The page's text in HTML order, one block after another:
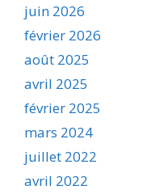
juin 2026
février 2026
août 2025
avril 2025
février 2025
mars 2024
juillet 2022
avril 2022